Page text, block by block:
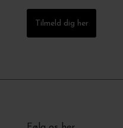
Tilmeld dig her